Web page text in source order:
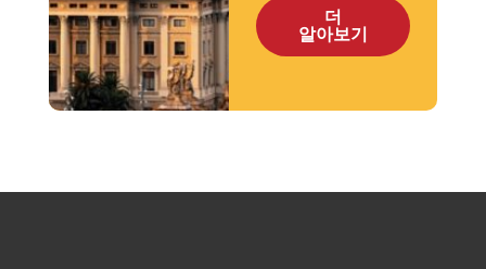
더
알아보기